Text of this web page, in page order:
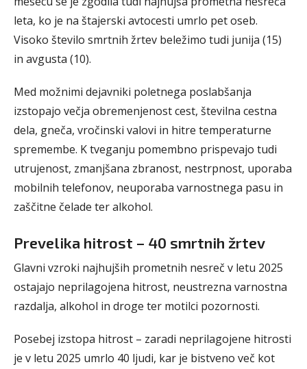
leta, ko je na štajerski avtocesti umrlo pet oseb.
Visoko število smrtnih žrtev beležimo tudi junija (15)
in avgusta (10).
Med možnimi dejavniki poletnega poslabšanja
izstopajo večja obremenjenost cest, številna cestna
dela, gneča, vročinski valovi in hitre temperaturne
spremembe. K tveganju pomembno prispevajo tudi
utrujenost, zmanjšana zbranost, nestrpnost, uporaba
mobilnih telefonov, neuporaba varnostnega pasu in
zaščitne čelade ter alkohol.
Prevelika hitrost – 40 smrtnih žrtev
Glavni vzroki najhujših prometnih nesreč v letu 2025
ostajajo neprilagojena hitrost, neustrezna varnostna
razdalja, alkohol in droge ter motilci pozornosti.
Posebej izstopa hitrost – zaradi neprilagojene hitrosti
je v letu 2025 umrlo 40 ljudi, kar je bistveno več kot